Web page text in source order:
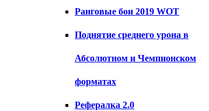
Ранговые бои 2019 WOT
Поднятие среднего урона в
Абсолютном и Чемпионском
форматах
Рефералка 2.0